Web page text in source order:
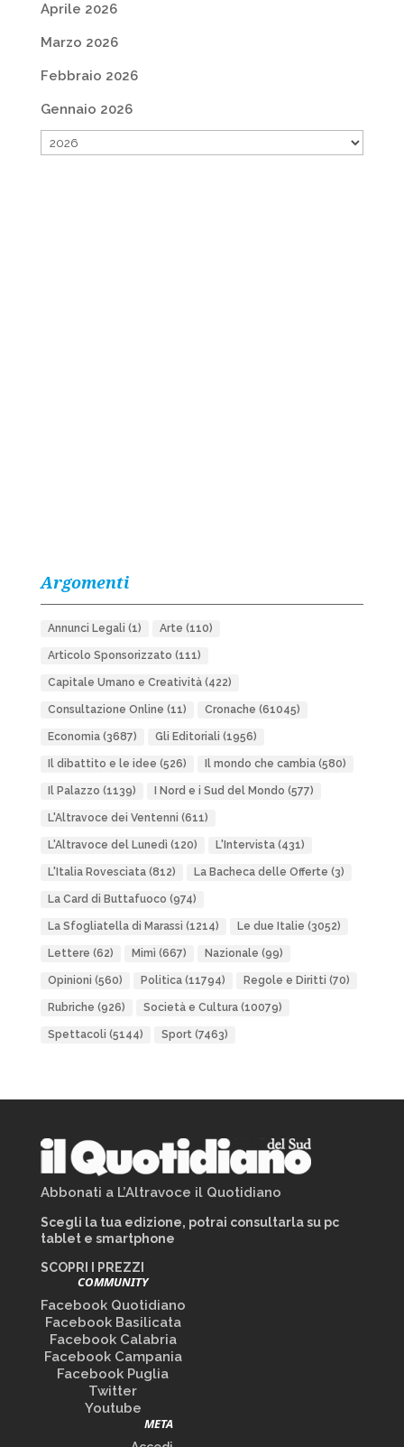
Aprile 2026
Marzo 2026
Febbraio 2026
Gennaio 2026
Argomenti
Annunci Legali (1) Arte (110)
Articolo Sponsorizzato (111)
Capitale Umano e Creatività(422)
Consultazione Online (11) Cronache (61045)
Economia(3687) Gli Editoriali (1956)
Il dibattito e le idee (526) Il mondo che cambia(580)
Il Palazzo (1139) I Nord e i Sud del Mondo (577)
L'Altravoce dei Ventenni (611)
L'Altravoce del Lunedì (120) L'Intervista(431)
L'Italia Rovesciata(812) La Bacheca delle Offerte (3)
La Card di Buttafuoco (974)
La Sfogliatella di Marassi (1214) Le due Italie (3052)
Lettere (62) Mimì (667) Nazionale (99)
Opinioni (560) Politica(11794) Regole e Diritti (70)
Rubriche (926) Società e Cultura(10079)
Spettacoli (5144) Sport(7463)
Abbonati a L’Altravoce il Quotidiano
Scegli la tua edizione, potrai consultarla su pc
tablet e smartphone
SCOPRI I PREZZI
COMMUNITY
Facebook Quotidiano
Facebook Basilicata
Facebook Calabria
Facebook Campania
Facebook Puglia
Twitter
Youtube
META